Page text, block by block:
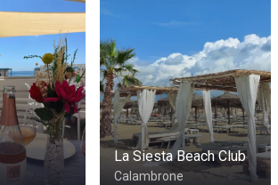
La Siesta Beach Club
Calambrone